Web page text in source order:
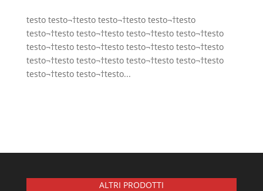
testo testo¬†testo testo¬†testo testo¬†testo
testo¬†testo testo¬†testo testo¬†testo testo¬†testo
testo¬†testo testo¬†testo testo¬†testo testo¬†testo
testo¬†testo testo¬†testo testo¬†testo testo¬†testo
testo¬†testo testo¬†testo...
ALTRI PRODOTTI